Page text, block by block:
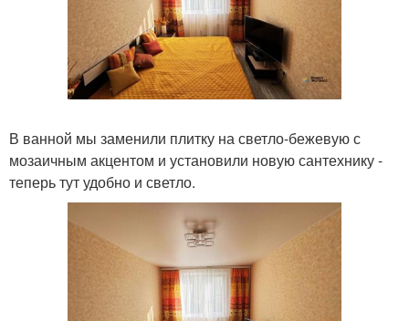
В ванной мы заменили плитку на светло-бежевую с
мозаичным акцентом и установили новую сантехнику -
теперь тут удобно и светло.